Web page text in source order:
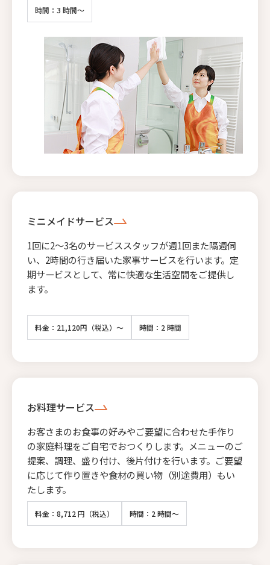
時間：3 時間～
ミニメイドサービス
1回に2〜3名のサービススタッフが週1回また隔週伺
い、2時間の行き届いた家事サービスを行います。定
期サービスとして、常に快適な生活空間をご提供し
ます。
料金：21,120円（税込）～ 時間：2 時間
お料理サービス
お客さまのお食事の好みやご要望に合わせた手作り
の家庭料理をご自宅でおつくりします。メニューのご
提案、調理、盛り付け、後片付けを行います。ご要望
に応じて作り置きや食材の買い物（別途費用）もい
たします。
料金：8,712 円（税込） 時間：2 時間～